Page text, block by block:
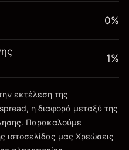
με μόχλευση
~
0%
1%
εκτέλεση της
η διαφορά μεταξύ της
Παρακαλούμε
ιστοσελίδας μας Χρεώσεις